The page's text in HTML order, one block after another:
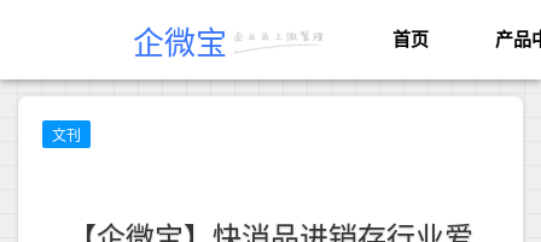
企微宝 首页 产品
文刊